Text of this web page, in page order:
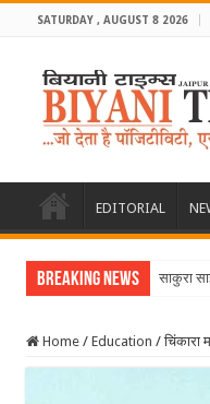
SATURDAY , AUGUST 8 2026
EDITORIAL
Breaking News साकुरा
Home / Education / चिंकारा